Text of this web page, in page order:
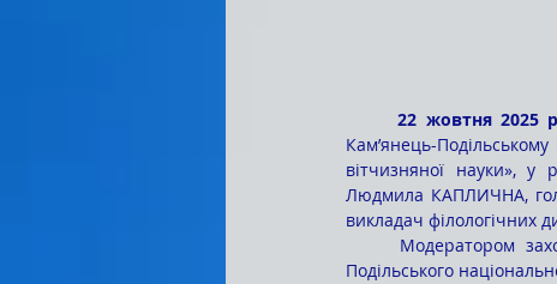
22 жовтня 2025
Кам’янець-Подільському
вітчизняної науки», у
Людмила КАПЛИЧНА,
викладач
Подільського